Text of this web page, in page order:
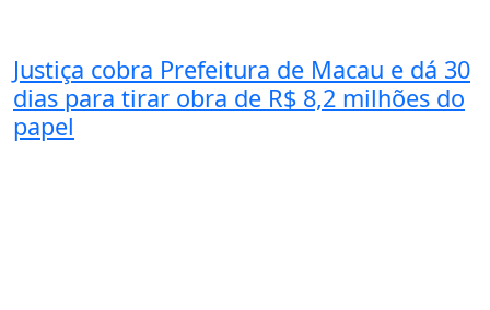
Justiça cobra Prefeitura de Macau e dá 30
dias para tirar obra de R$ 8,2 milhões do
papel